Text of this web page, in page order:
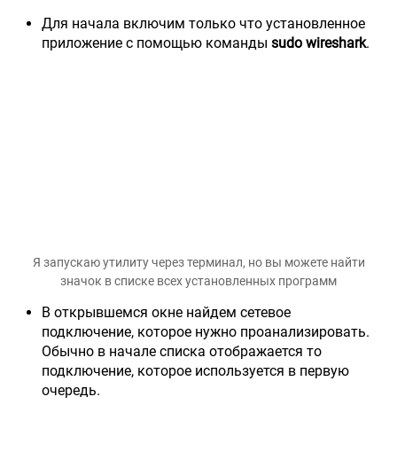
Для начала включим только что установленное
приложение с помощью команды sudo wireshark.
Я запускаю утилиту через терминал, но вы можете найти
значок в списке всех установленных программ
В открывшемся окне найдем сетевое
подключение, которое нужно проанализировать.
Обычно в начале списка отображается то
подключение, которое используется в первую
очередь.